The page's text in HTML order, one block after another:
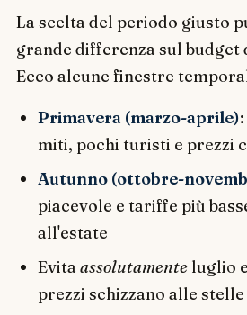
La scelta del periodo giusto
grande differenza sul budget
Ecco alcune finestre
Primavera (marzo-aprile)
miti, pochi turisti e prezzi
Autunno (ottobre-
piacevole e tariffe più
all'estate
Evita assolutamenteluglio
prezzi schizzano alle stelle